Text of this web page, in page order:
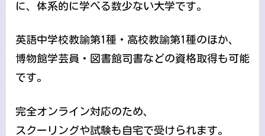
に、体系的に学べる数少ない大学です。
英語中学校教諭第1種・高校教諭第1種のほか、
博物館学芸員・図書館司書などの資格取得も可能
です。
完全オンライン対応のため、
スクーリングや試験も自宅で受けられます。